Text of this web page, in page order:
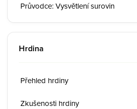
Průvodce: Vysvětlení surovin
Hrdina
Přehled hrdiny
Zkušenosti hrdiny